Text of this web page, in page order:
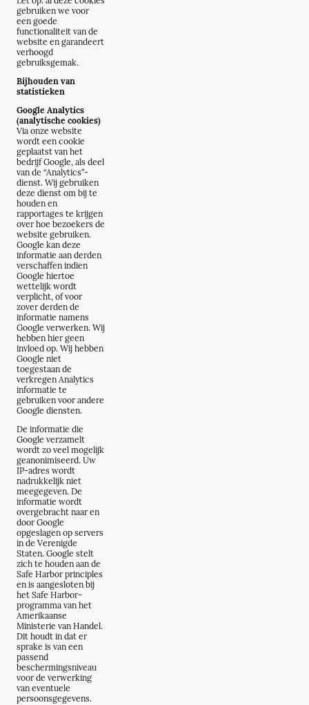
gebruiken we voor
een goede
functionaliteit van de
website en garandeert
verhoogd
gebruiksgemak.
Bijhouden van
statistieken
Google Analytics
(analytische cookies)
Via onze website
wordt een cookie
geplaatst van het
bedrijf Google, als deel
van de “Analytics”-
dienst. Wij gebruiken
deze dienst om bij te
houden en
rapportages te krijgen
over hoe bezoekers de
website gebruiken.
Google kan deze
informatie aan derden
verschaffen indien
Google hiertoe
wettelijk wordt
verplicht, of voor
zover derden de
informatie namens
Google verwerken. Wij
hebben hier geen
invloed op. Wij hebben
Google niet
toegestaan de
verkregen Analytics
informatie te
gebruiken voor andere
Google diensten.
De informatie die
Google verzamelt
wordt zo veel mogelijk
geanonimiseerd. Uw
IP-adres wordt
nadrukkelijk niet
meegegeven. De
informatie wordt
overgebracht naar en
door Google
opgeslagen op servers
in de Verenigde
Staten. Google stelt
zich te houden aan de
Safe Harbor principles
en is aangesloten bij
het Safe Harbor-
programma van het
Amerikaanse
Ministerie van Handel.
Dit houdt in dat er
sprake is van een
passend
beschermingsniveau
voor de verwerking
van eventuele
persoonsgegevens.